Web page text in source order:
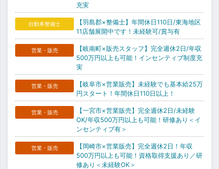
充実
自動車整備士
【羽島郡×整備士】年間休日110日/東海地区
11店舗展開中です！未経験可/賞与有
営業・販売
【岐南町×販売スタッフ】完全週休2日/年収
500万円以上も可能！インセンティブ制度充
実
営業・販売
【岐阜市×営業販売】未経験でも基本給25万
円スタート！年間休日110日以上！
営業・販売
【一宮市×営業販売】完全週休2日/未経験
OK/年収500万円以上も可能！研修あり＜イ
ンセンティブ有＞
営業・販売
【岡崎市×営業販売】完全週休2日！年収
500万円以上も可能！資格取得支援あり／研
修あり＜未経験OK＞